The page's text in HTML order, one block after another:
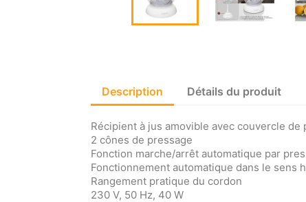
Description Détails du produit
Récipient à jus amovible avec couvercle
2 cônes de pressage
Fonction marche/arrêt automatique par
Fonctionnement automatique dans le
Rangement pratique du cordon
230 V, 50 Hz, 40 W